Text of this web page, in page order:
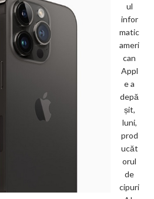
ul
infor
matic
ameri
can
Appl
e a
depă
șit,
luni,
prod
ucăt
orul
de
cipuri